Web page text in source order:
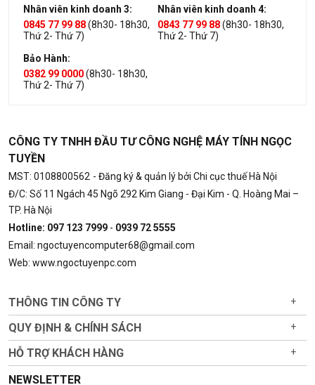
Nhân viên kinh doanh 3:
0845 77 99 88(8h30- 18h30,
Thứ 2- Thứ 7)
Nhân viên kinh doanh 4:
0843 77 99 88(8h30- 18h30,
Thứ 2- Thứ 7)
Bảo Hành:
0382 99 0000(8h30- 18h30,
Thứ 2- Thứ 7)
CÔNG TY TNHH ĐẦU TƯ CÔNG NGHỆ MÁY TÍNH NGỌC
TUYỀN
MST: 0108800562 - Đăng ký & quản lý bởi Chi cục thuế Hà Nội
Đ/C: Số 11 Ngách 45 Ngõ 292 Kim Giang - Đại Kim - Q. Hoàng Mai –
TP. Hà Nội
Hotline: 097 123 7999 - 0939 72 5555
Email: ngoctuyencomputer68@gmail.com
Web: www.ngoctuyenpc.com
THÔNG TIN CÔNG TY +
QUY ĐỊNH & CHÍNH SÁCH +
HỖ TRỢ KHÁCH HÀNG +
NEWSLETTER